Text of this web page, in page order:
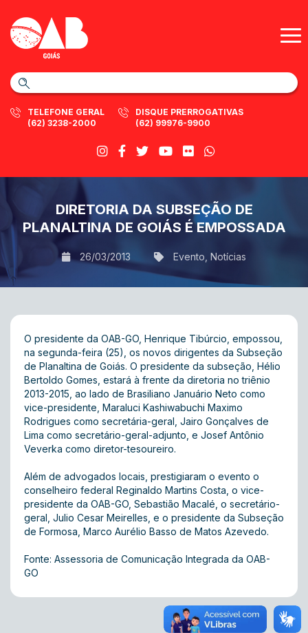
TELEFONE GERAL
(62) 3238-2000
DISQUE PRERROGATIVAS
(62) 99976-9900
DIRETORIA DA SUBSEÇÃO DE
PLANALTINA DE GOIÁS É EMPOSSADA
26/03/2013 Evento Notícias
O presidente da OAB-GO, Henrique Tibúrcio, empossou,
na segunda-feira (25), os novos dirigentes da Subseção
de Planaltina de Goiás. O presidente da subseção, Hélio
Bertoldo Gomes, estará à frente da diretoria no triênio
2013-2015, ao lado de Brasiliano Januário Neto como
vice-presidente, Maraluci Kashiwabuchi Maximo
Rodrigues como secretária-geral, Jairo Gonçalves de
Lima como secretário-geral-adjunto, e Josef Antônio
Veverka como diretor-tesoureiro.
Além de advogados locais, prestigiaram o evento o
conselheiro federal Reginaldo Martins Costa, o vice-
presidente da OAB-GO, Sebastião Macalé, o secretário-
geral, Julio Cesar Meirelles, e o presidente da Subseção
de Formosa, Marco Aurélio Basso de Matos Azevedo.
Fonte: Assessoria de Comunicação Integrada da OAB-
GO